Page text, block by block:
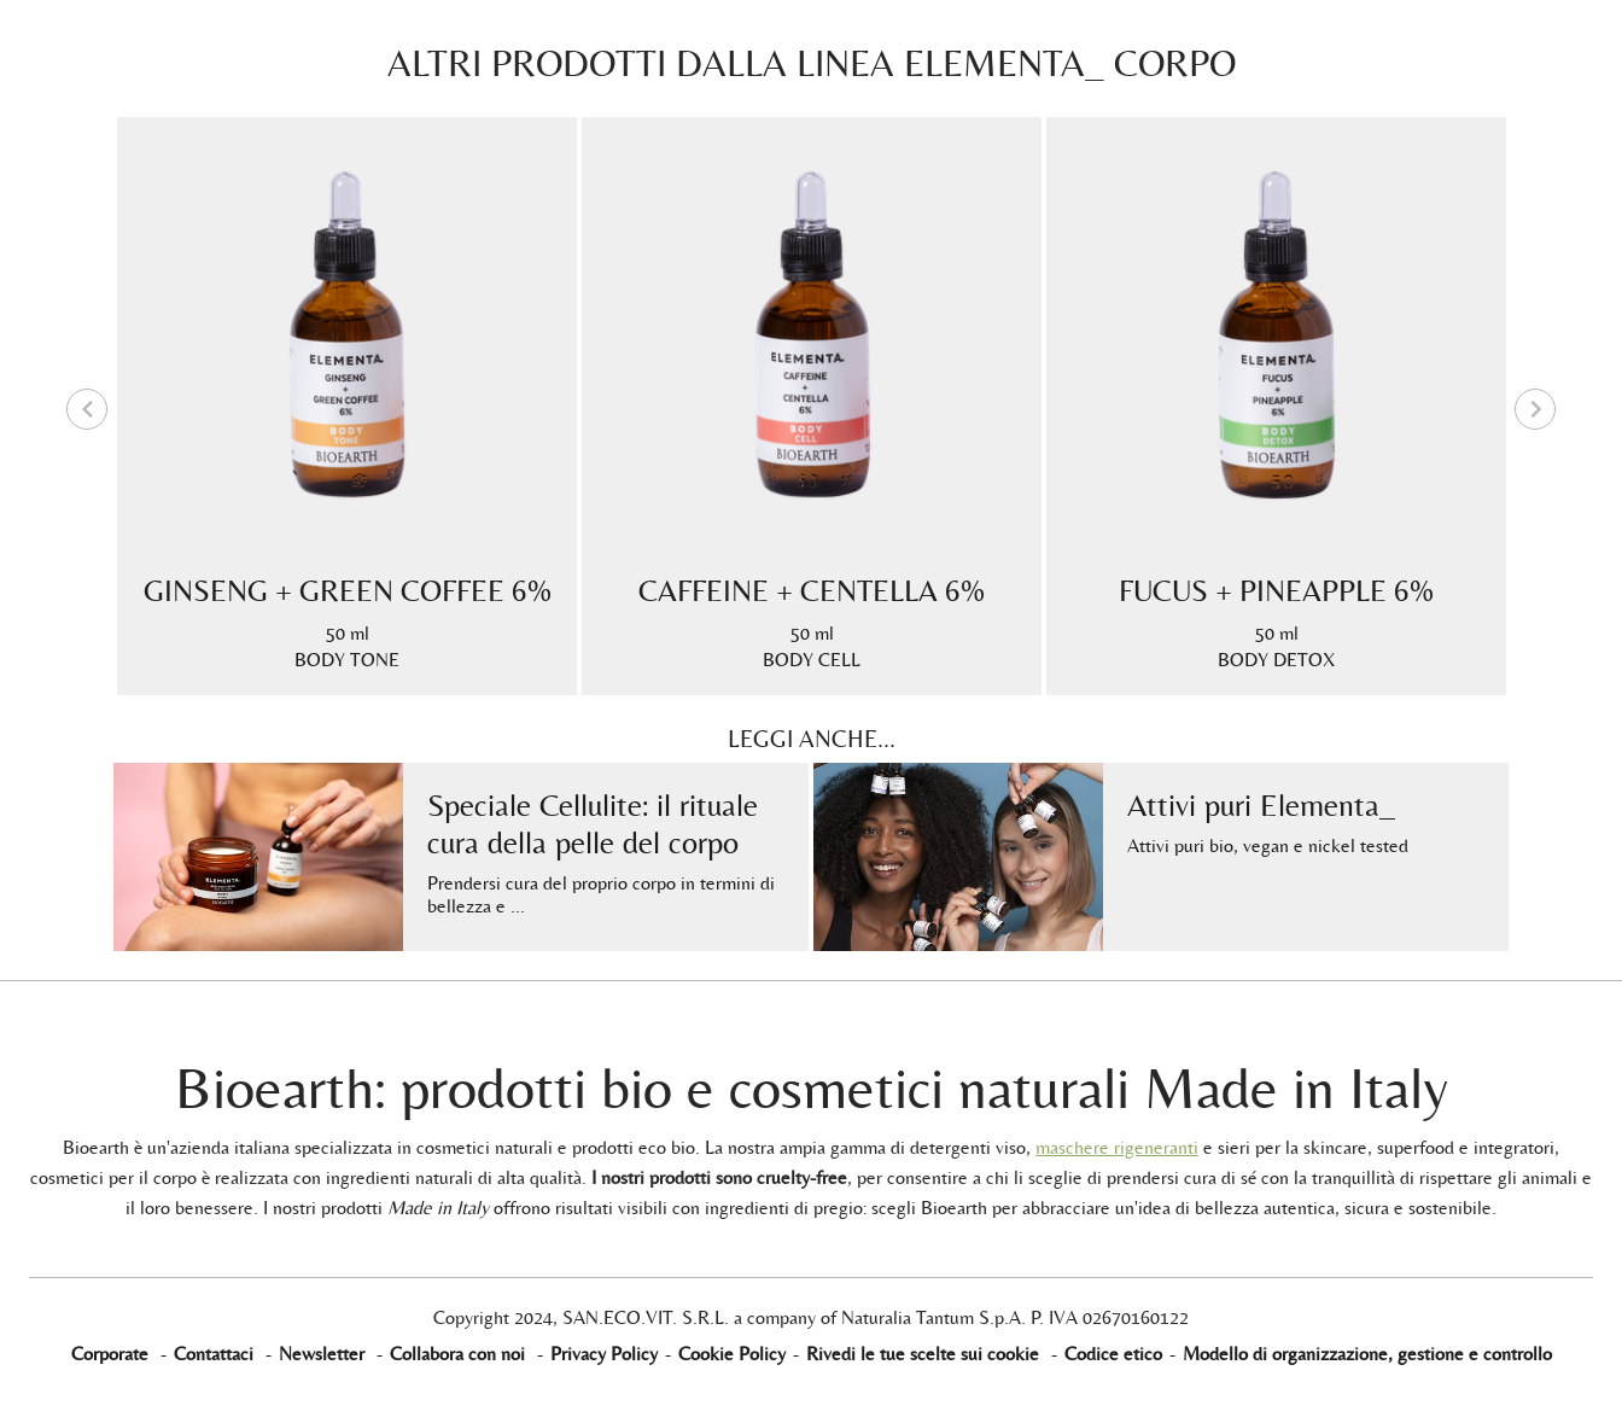
ALTRI PRODOTTI DALLA LINEA ELEMENTA_ CORPO
GINSENG + GREEN COFFEE 6%
50 ml
BODY TONE
CAFFEINE + CENTELLA 6%
50 ml
BODY CELL
FUCUS + PINEAPPLE 6%
50 ml
BODY DETOX
LEGGI ANCHE...
Speciale Cellulite: il rituale
cura della pelle del corpo
Prendersi cura del proprio corpo in termini di
bellezza e …
Attivi puri Elementa_
Attivi puri bio, vegan e nickel tested
Bioearth: prodotti bio e cosmetici naturali Made in Italy
Bioearth è un'azienda italiana specializzata in cosmetici naturali e prodotti eco bio. La nostra ampia gamma di detergenti viso, maschere rigeneranti e sieri per la skincare, superfood e integratori,
cosmetici per il corpo è realizzata con ingredienti naturali di alta qualità. I nostri prodotti sono cruelty-free, per consentire a chi li sceglie di prendersi cura di sé con la tranquillità di rispettare gli animali e
il loro benessere. I nostri prodotti Made in Italyoffrono risultati visibili con ingredienti di pregio: scegli Bioearth per abbracciare un'idea di bellezza autentica, sicura e sostenibile.
Copyright 2024, SAN.ECO.VIT. S.R.L. a company of Naturalia Tantum S.p.A. P. IVA 02670160122
Corporate - Contattaci - Newsletter - Collabora con noi - Privacy Policy - Cookie Policy - Rivedi le tue scelte sui cookie - Codice etico - Modello di organizzazione, gestione e controllo